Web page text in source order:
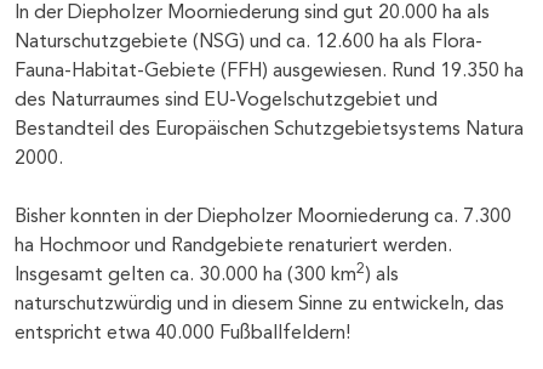
N
D
D
In der Diepholzer Moorniederung sind gut 20.000 ha als
Naturschutzgebiete (NSG) und ca. 12.600 ha als Flora-
Fauna-Habitat-Gebiete (FFH) ausgewiesen. Rund 19.350 ha
des Naturraumes sind EU-Vogelschutzgebiet und
Bestandteil des Europäischen Schutzgebietsystems Natura
2000.
Bisher konnten in der Diepholzer Moorniederung ca. 7.300
ha Hochmoor und Randgebiete renaturiert werden.
Insgesamt gelten ca. 30.000 ha (300 km2) als
naturschutzwürdig und in diesem Sinne zu entwickeln, das
entspricht etwa 40.000 Fußballfeldern!